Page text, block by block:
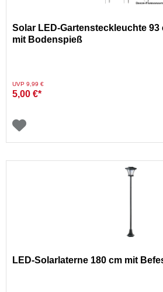
Solar LED-Gartensteckleuchte
mit Bodenspieß
Preis reduziert von
UVP 9,99 €auf
5,00 €*
LED-Solarlaterne 180 cm mit